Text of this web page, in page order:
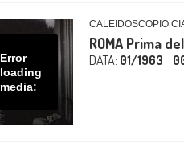
Error
loading
media:
CALEIDOSCOPIO
ROMA Prima
DATA: 01/1963